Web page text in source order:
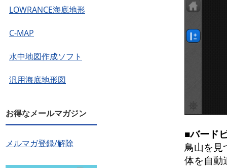
LOWRANCE海底地形
C-MAP
水中地図作成ソフト
汎用海底地形図
お得なメールマガジン
メルマガ登録/解除
■バード
鳥山を
体を自動